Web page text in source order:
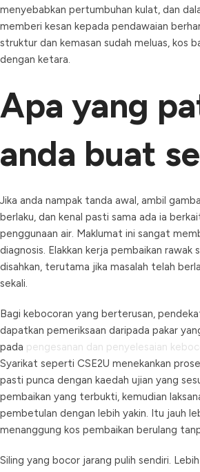
menyebabkan pertumbuhan kulat, dan
memberi kesan kepada pendawaian
struktur dan kemasan sudah meluas, kos
dengan ketara.
Apa yang
anda buat
Jika anda nampak tanda awal, ambil
berlaku, dan kenal pasti sama ada ia
penggunaan air. Maklumat ini sangat
diagnosis. Elakkan kerja pembaikan rawak
disahkan, terutama jika masalah telah
sekali.
Bagi kebocoran yang berterusan,
dapatkan pemeriksaan daripada pakar
pada pengesanan dan penyelesaian
Syarikat seperti CSE2U menekankan
pasti punca dengan kaedah ujian yang
pembaikan yang terbukti, kemudian
pembetulan dengan lebih yakin. Itu jauh
menanggung kos pembaikan berulang
Siling yang bocor jarang pulih sendiri.